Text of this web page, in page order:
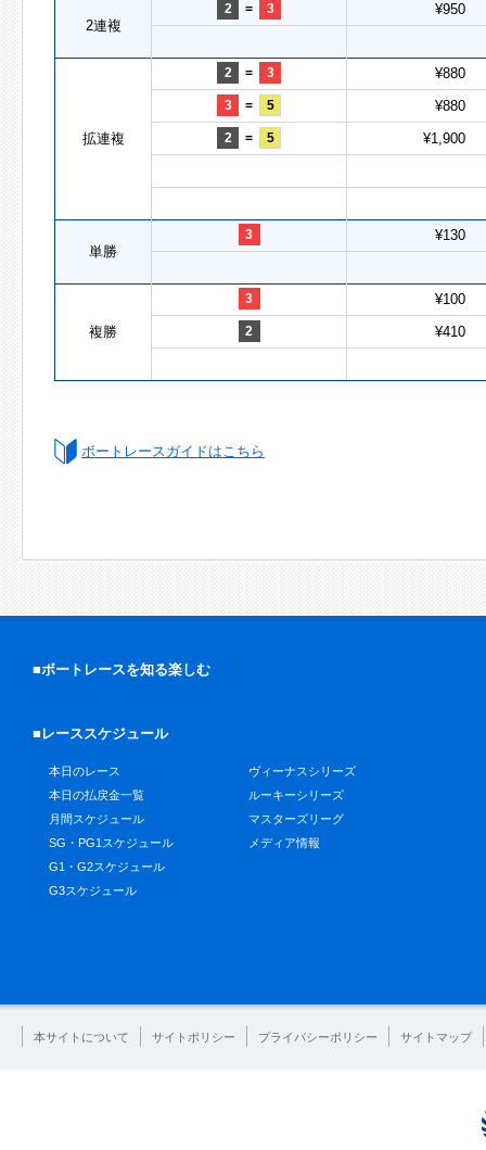
2連複
2 = 3 ¥950
拡連複
2 = 3 ¥880
3 = 5 ¥880
2 = 5 ¥1,900
単勝
3 ¥130
複勝
3 ¥100
2 ¥410
ボートレースガイドはこちら
■ボートレースを知る楽しむ
■レーススケジュール
本日のレース
本日の払戻金一覧
月間スケジュール
SG・PG1スケジュール
G1・G2スケジュール
G3スケジュール
ヴィーナスシリーズ
ルーキーシリーズ
マスターズリーグ
メディア情報
本サイトについて サイトポリシー プライバシーポリシー サイトマップ